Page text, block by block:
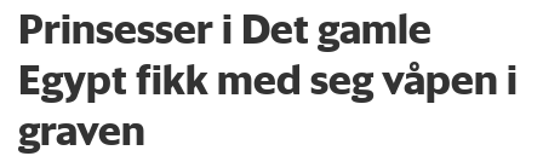
Prinsesser i Det gamle
Egypt fikk med seg våpen i
graven